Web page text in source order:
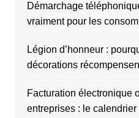
Démarchage
vraiment pour les
Légion d’honneur :
décorations
Facturation électronique
entreprises : le